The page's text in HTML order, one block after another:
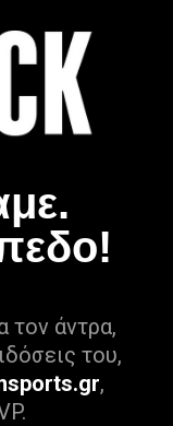
τον άντρα,
του,
,